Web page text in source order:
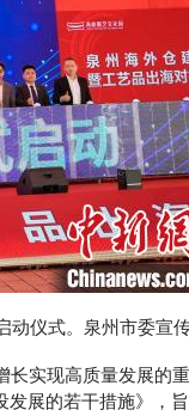
动仪式。泉州市委宣
现高质量发展的
展的若干措施》，